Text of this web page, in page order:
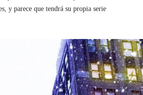
y parece que tendrá su propia serie